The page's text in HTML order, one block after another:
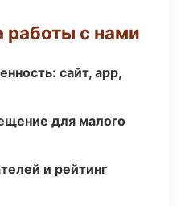
с нами
сайт, app,
для малого
и рейтинг